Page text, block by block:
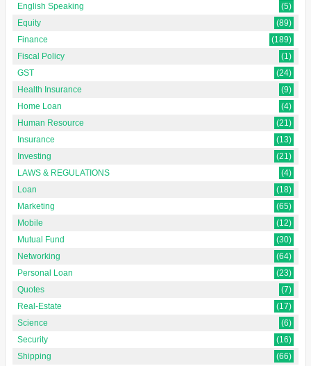
English Speaking
(5)
Equity
(89)
Finance
(189)
Fiscal Policy
(1)
GST
(24)
Health Insurance
(9)
Home Loan
(4)
Human Resource
(21)
Insurance
(13)
Investing
(21)
LAWS & REGULATIONS
(4)
Loan
(18)
Marketing
(65)
Mobile
(12)
Mutual Fund
(30)
Networking
(64)
Personal Loan
(23)
Quotes
(7)
Real-Estate
(17)
Science
(6)
Security
(16)
Shipping
(66)